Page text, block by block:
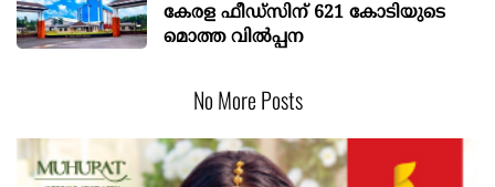
കേരള ഫീഡ്സിന് 621 കോടിയുടെ
മൊത്ത വില്‍പ്പന
No More Posts